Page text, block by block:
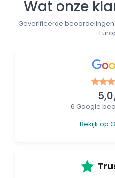
Wat onze
Geverifieerde beoordelingen
6 Google
Bekijk op